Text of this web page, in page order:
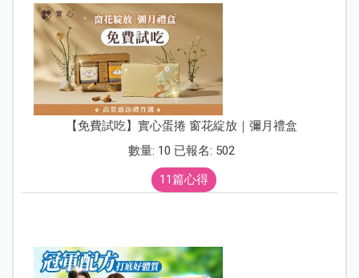
【免費試吃】實心蛋捲 窗花綻放｜彌月禮盒
數量: 10 已報名: 502
11篇心得